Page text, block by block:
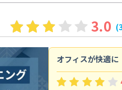
3.0
オフィスが快適に